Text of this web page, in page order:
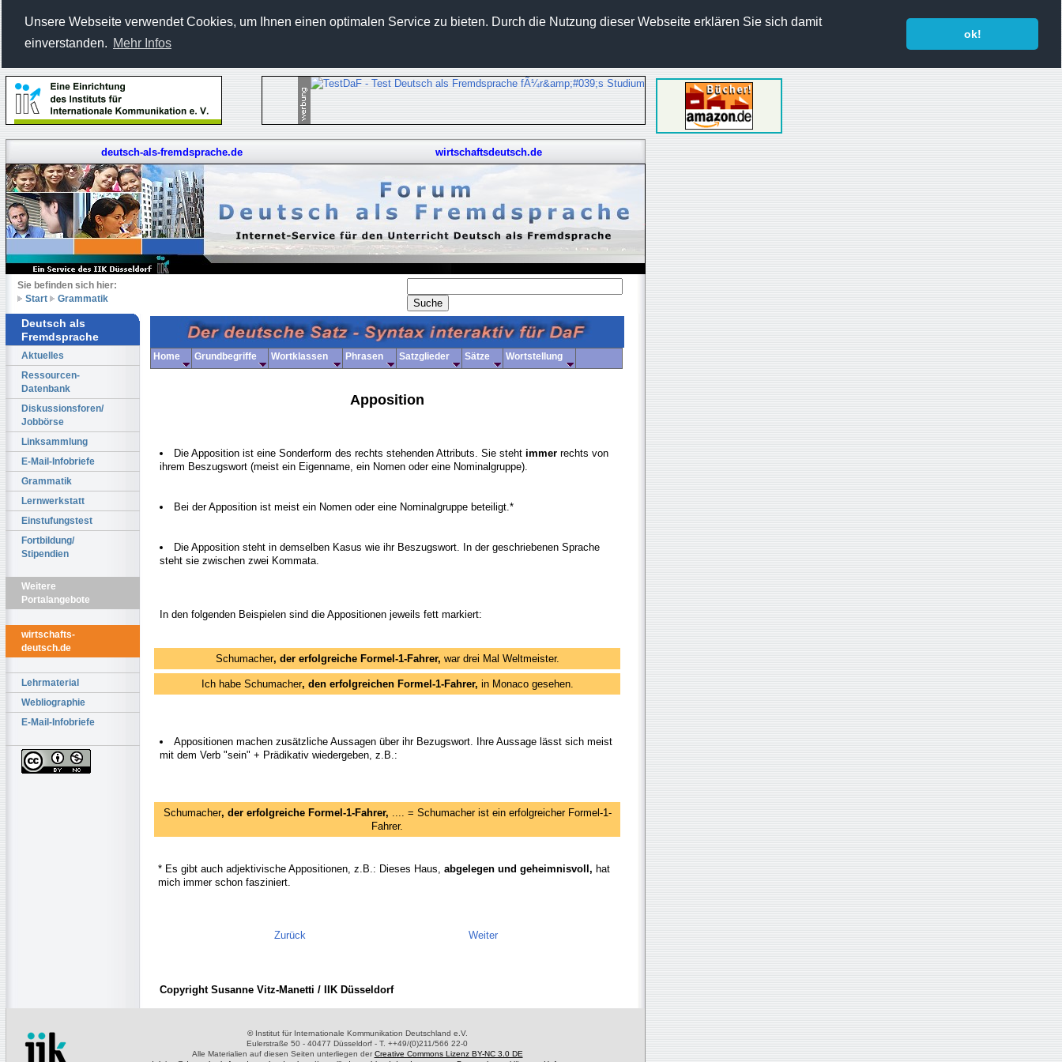
Unsere Webseite verwendet Cookies, um Ihnen einen optimalen Service zu bieten. Durch die Nutzung dieser Webseite erklären Sie sich damit
einverstanden. Mehr Infos
ok!
deutsch-als-fremdsprache.de wirtschaftsdeutsch.de
Sie befinden sich hier:
Start
Grammatik
Deutsch als
Fremdsprache
Aktuelles
Ressourcen-
Datenbank
Diskussionsforen/
Jobbörse
Linksammlung
E-Mail-Infobriefe
Grammatik
Lernwerkstatt
Einstufungstest
Fortbildung/
Stipendien
Weitere
Portalangebote
wirtschafts-
deutsch.de
Lehrmaterial
Webliographie
E-Mail-Infobriefe
Apposition
Die Apposition ist eine Sonderform des rechts stehenden Attributs. Sie steht immer rechts von
ihrem Beszugswort (meist ein Eigenname, ein Nomen oder eine Nominalgruppe).
Bei der Apposition ist meist ein Nomen oder eine Nominalgruppe beteiligt.*
Die Apposition steht in demselben Kasus wie ihr Beszugswort. In der geschriebenen Sprache
steht sie zwischen zwei Kommata.
In den folgenden Beispielen sind die Appositionen jeweils fett markiert:
Schumacher, der erfolgreiche Formel-1-Fahrer, war drei Mal Weltmeister.
Ich habe Schumacher, den erfolgreichen Formel-1-Fahrer, in Monaco gesehen.
Appositionen machen zusätzliche Aussagen über ihr Bezugswort. Ihre Aussage lässt sich meist
mit dem Verb "sein" + Prädikativ wiedergeben, z.B.:
Schumacher, der erfolgreiche Formel-1-Fahrer,
.... = Schumacher ist ein erfolgreicher Formel-1-
Fahrer.
* Es gibt auch adjektivische Appositionen, z.B.: Dieses Haus, abgelegen und geheimnisvoll, hat
mich immer schon fasziniert.
Zurück Weiter
Copyright Susanne Vitz-Manetti / IIK Düsseldorf
©Institut für Internationale Kommunikation Deutschland e.V.
Eulerstraße 50 - 40477 Düsseldorf - T. ++49/(0)211/566 22-0
Alle Materialien auf diesen Seiten unterliegen der Creative Commons Lizenz BY-NC 3.0 DE
Home Grundbegriffe Wortklassen Phrasen Satzglieder Sätze Wortstellung